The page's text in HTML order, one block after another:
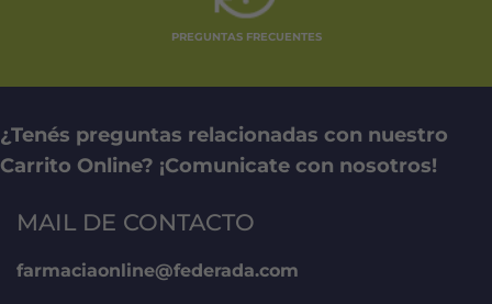
PREGUNTAS FRECUENTES
¿Tenés preguntas relacionadas con nuestro
Carrito Online? ¡Comunicate con nosotros!
MAIL DE CONTACTO
farmaciaonline@federada.com